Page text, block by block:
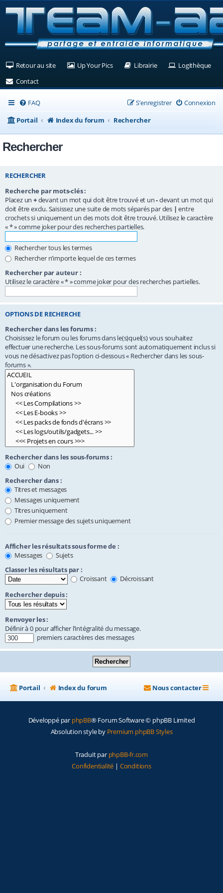
Retour au site(Ouvre un nouvel onglet)
Up Your Pics(Ouvre un nouvel onglet)
Librairie(Ouvre un nouvel
Logithèque
Contact(Ouvre un nouvel onglet)
FAQ Connexion
S’enregistrer
Portail
Index du forum Rechercher
Rechercher
RECHERCHER
Recherche par mots-clés :
Placez un +devant un mot qui doit être trouvé et un-devant un mot qui
doit être exclu. Saisissez une suite de mots séparés par des | entre
crochets si uniquement un des mots doit être trouvé. Utilisez le caractère
« * » comme joker pour des recherches partielles.
Rechercher tous les termes
Rechercher n’importe lequel de ces termes
Rechercher par auteur :
Utilisez le caractère « * » comme joker pour des recherches partielles.
OPTIONS DE RECHERCHE
Rechercher dans les forums :
Choisissez le forum ou les forums dans le(s)quel(s) vous souhaitez
effectuer une recherche. Les sous-forums sont automatiquement inclus si
vous ne désactivez pas l’option ci-dessous « Rechercher dans les sous-
forums ».
Rechercher dans les sous-forums :
Oui
Non
Rechercher dans :
Titres et messages
Messages uniquement
Titres uniquement
Premier message des sujets uniquement
Afficher les résultats sous forme de :
Messages
Sujets
Classer les résultats par :
Croissant
Décroissant
Rechercher depuis :
Renvoyer les :
Définir à 0 pour afficher l’intégralité du message.
premiers caractères des messages
Portail Index du forum Nous contacter
Développé par phpBB® Forum Software © phpBB Limited
Absolution style by Premium phpBB Styles
Traduit par phpBB-fr.com
Confidentialité | Conditions